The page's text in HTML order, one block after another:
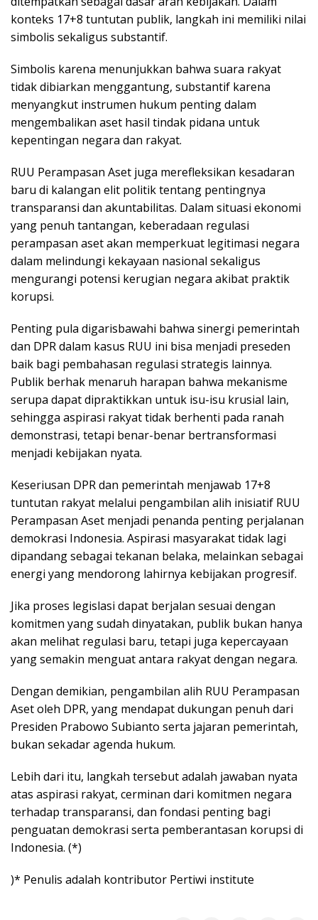
konteks 17+8 tuntutan publik, langkah ini memiliki nilai
simbolis sekaligus substantif.
Simbolis karena menunjukkan bahwa suara rakyat
tidak dibiarkan menggantung, substantif karena
menyangkut instrumen hukum penting dalam
mengembalikan aset hasil tindak pidana untuk
kepentingan negara dan rakyat.
RUU Perampasan Aset juga merefleksikan kesadaran
baru di kalangan elit politik tentang pentingnya
transparansi dan akuntabilitas. Dalam situasi ekonomi
yang penuh tantangan, keberadaan regulasi
perampasan aset akan memperkuat legitimasi negara
dalam melindungi kekayaan nasional sekaligus
mengurangi potensi kerugian negara akibat praktik
korupsi.
Penting pula digarisbawahi bahwa sinergi pemerintah
dan DPR dalam kasus RUU ini bisa menjadi preseden
baik bagi pembahasan regulasi strategis lainnya.
Publik berhak menaruh harapan bahwa mekanisme
serupa dapat dipraktikkan untuk isu-isu krusial lain,
sehingga aspirasi rakyat tidak berhenti pada ranah
demonstrasi, tetapi benar-benar bertransformasi
menjadi kebijakan nyata.
Keseriusan DPR dan pemerintah menjawab 17+8
tuntutan rakyat melalui pengambilan alih inisiatif RUU
Perampasan Aset menjadi penanda penting perjalanan
demokrasi Indonesia. Aspirasi masyarakat tidak lagi
dipandang sebagai tekanan belaka, melainkan sebagai
energi yang mendorong lahirnya kebijakan progresif.
Jika proses legislasi dapat berjalan sesuai dengan
komitmen yang sudah dinyatakan, publik bukan hanya
akan melihat regulasi baru, tetapi juga kepercayaan
yang semakin menguat antara rakyat dengan negara.
Dengan demikian, pengambilan alih RUU Perampasan
Aset oleh DPR, yang mendapat dukungan penuh dari
Presiden Prabowo Subianto serta jajaran pemerintah,
bukan sekadar agenda hukum.
Lebih dari itu, langkah tersebut adalah jawaban nyata
atas aspirasi rakyat, cerminan dari komitmen negara
terhadap transparansi, dan fondasi penting bagi
penguatan demokrasi serta pemberantasan korupsi di
Indonesia. (*)
)* Penulis adalah kontributor Pertiwi institute